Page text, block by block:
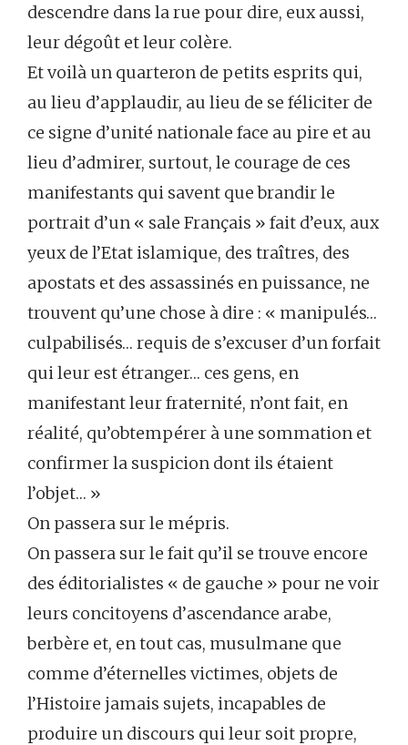
descendre dans la rue pour dire, eux aussi,
leur dégoût et leur colère.
Et voilà un quarteron de petits esprits qui,
au lieu d’applaudir, au lieu de se féliciter de
ce signe d’unité nationale face au pire et au
lieu d’admirer, surtout, le courage de ces
manifestants qui savent que brandir le
portrait d’un « sale Français » fait d’eux, aux
yeux de l’Etat islamique, des traîtres, des
apostats et des assassinés en puissance, ne
trouvent qu’une chose à dire : « manipulés…
culpabilisés… requis de s’excuser d’un forfait
qui leur est étranger… ces gens, en
manifestant leur fraternité, n’ont fait, en
réalité, qu’obtempérer à une sommation et
confirmer la suspicion dont ils étaient
l’objet… »
On passera sur le mépris.
On passera sur le fait qu’il se trouve encore
des éditorialistes « de gauche » pour ne voir
leurs concitoyens d’ascendance arabe,
berbère et, en tout cas, musulmane que
comme d’éternelles victimes, objets de
l’Histoire jamais sujets, incapables de
produire un discours qui leur soit propre,